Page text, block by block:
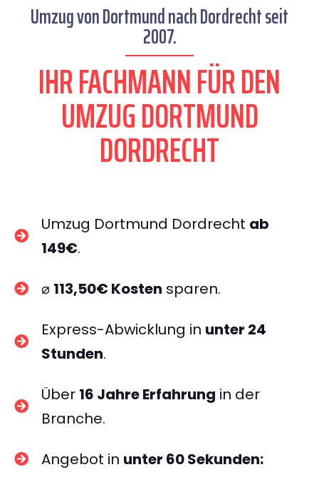
Umzug von Dortmund nach Dordrecht seit
2007.
IHR FACHMANN FÜR DEN
UMZUG DORTMUND
DORDRECHT
Umzug Dortmund Dordrecht ab
149€.
⌀ 113,50€ Kosten sparen.
Express-Abwicklung in unter 24
Stunden.
Über 16 Jahre Erfahrung in der
Branche.
Angebot in unter 60 Sekunden: